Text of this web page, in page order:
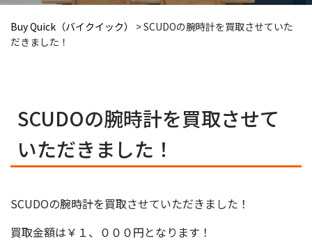
Buy Quick（バイクイック） >SCUDOの腕時計を買取させていた
だきました！
SCUDOの腕時計を買取させて
いただきました！
SCUDOの腕時計を買取させていただきました！
買取金額は￥１、０００円となります！